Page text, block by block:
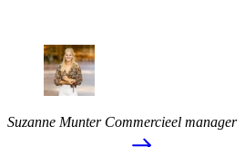
Suzanne Munter Commercieel manager